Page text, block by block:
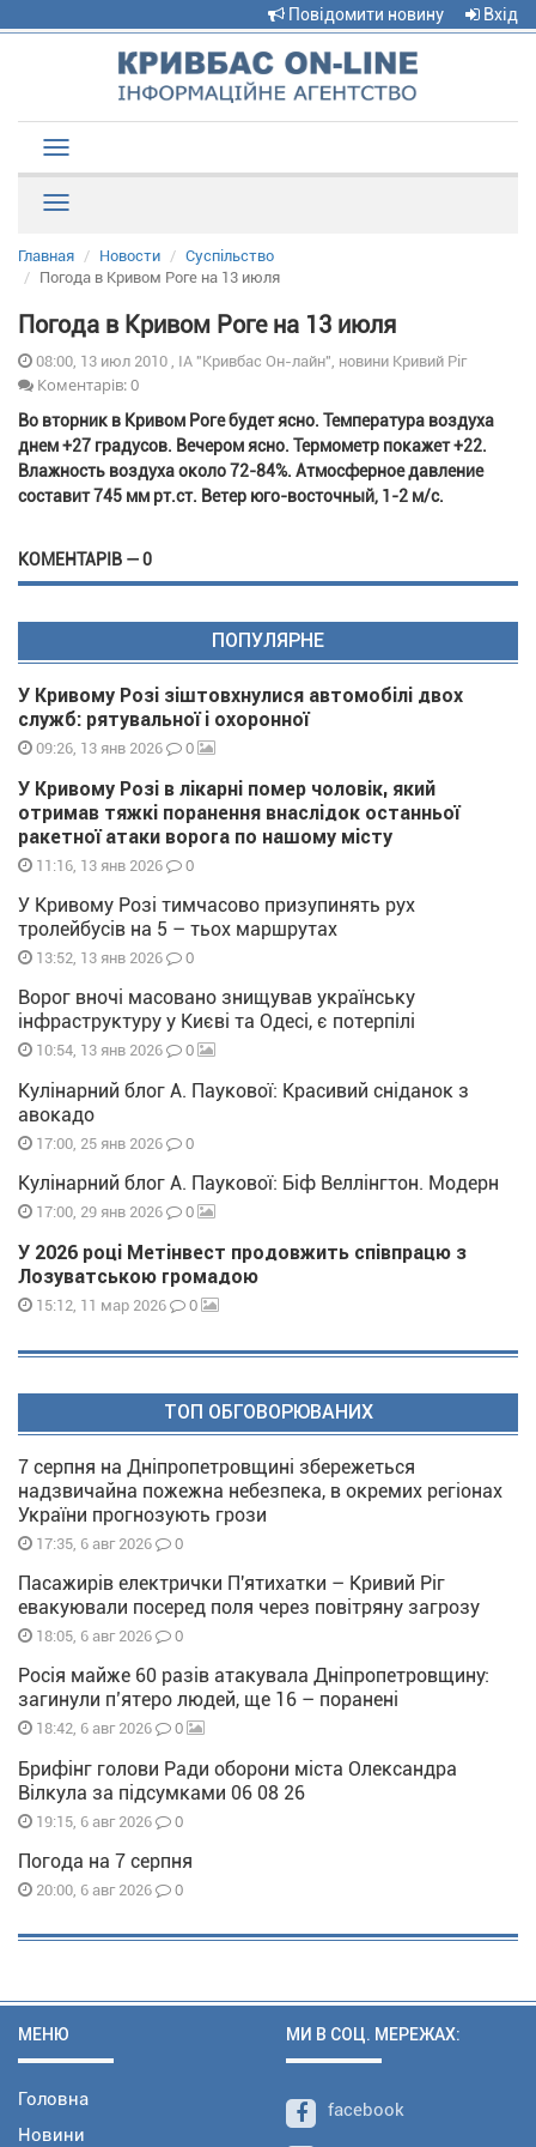
Повідомити новину Вхід
navigation
Главная Новости
Суспільство
Погода в Кривом Роге на 13 июля
Погода в Кривом Роге на 13 июля
08:00, 13 июл 2010 , ІА "Кривбас Он-лайн", новини Кривий Ріг
Коментарів: 0
Во вторник в Кривом Роге будет ясно. Температура воздуха
днем +27 градусов. Вечером ясно. Термометр покажет +22.
Влажность воздуха около 72-84%. Атмосферное давление
составит 745 мм рт.ст. Ветер юго-восточный, 1-2 м/с.
КОМЕНТАРІВ — 0
ПОПУЛЯРНЕ
У Кривому Розі зіштовхнулися автомобілі двох
служб: рятувальної і охоронної
09:26, 13 янв 2026 0
У Кривому Розі в лікарні помер чоловік, який
отримав тяжкі поранення внаслідок останньої
ракетної атаки ворога по нашому місту
11:16, 13 янв 2026 0
У Кривому Розі тимчасово призупинять рух
тролейбусів на 5 – тьох маршрутах
13:52, 13 янв 2026 0
Ворог вночі масовано знищував українську
інфраструктуру у Києві та Одесі, є потерпілі
10:54, 13 янв 2026 0
Кулінарний блог А. Паукової: Красивий сніданок з
авокадо
17:00, 25 янв 2026 0
Кулінарний блог А. Паукової: Біф Веллінгтон. Модерн
17:00, 29 янв 2026 0
У 2026 році Метінвест продовжить співпрацю з
Лозуватською громадою
15:12, 11 мар 2026 0
ТОП ОБГОВОРЮВАНИХ
7 серпня на Дніпропетровщині збережеться
надзвичайна пожежна небезпека, в окремих регіонах
України прогнозують грози
17:35, 6 авг 2026 0
Пасажирів електрички П'ятихатки – Кривий Ріг
евакуювали посеред поля через повітряну загрозу
18:05, 6 авг 2026 0
Росія майже 60 разів атакувала Дніпропетровщину:
загинули п’ятеро людей, ще 16 – поранені
18:42, 6 авг 2026 0
Брифінг голови Ради оборони міста Олександра
Вілкула за підсумками 06 08 26
19:15, 6 авг 2026 0
Погода на 7 серпня
20:00, 6 авг 2026 0
МЕНЮ
Головна
Новини
МИ В СОЦ. МЕРЕЖАХ:
facebook